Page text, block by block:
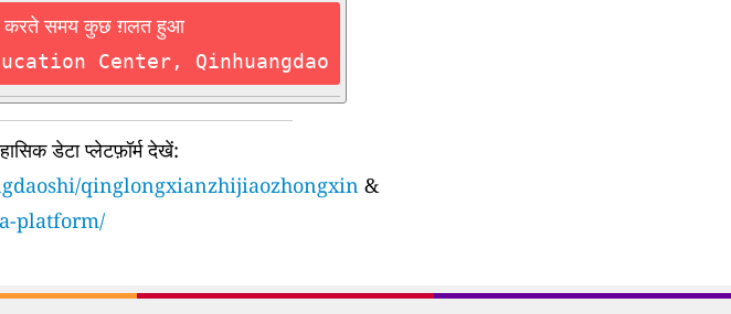
करते समय कुछ ग़लत हुआ
Center, Qinhuangdao
डेटा प्लेटफ़ॉर्म देखें:
qinglongxianzhijiaozhongxin &
platform/